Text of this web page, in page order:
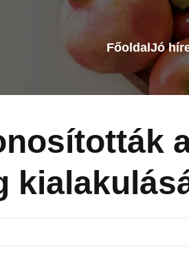
Főoldal Jó